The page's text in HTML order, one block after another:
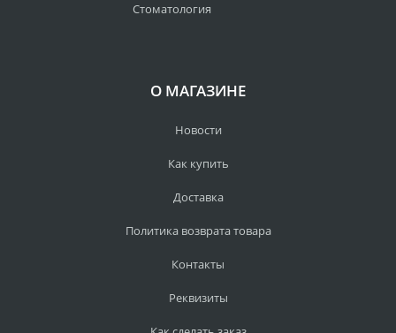
Стоматология
О МАГАЗИНЕ
Новости
Как купить
Доставка
Политика возврата товара
Контакты
Реквизиты